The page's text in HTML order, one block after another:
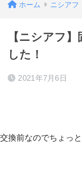
ホーム ニシアフ
【ニシアフ
した！
2021年7月6日
交換前なのでちょっ